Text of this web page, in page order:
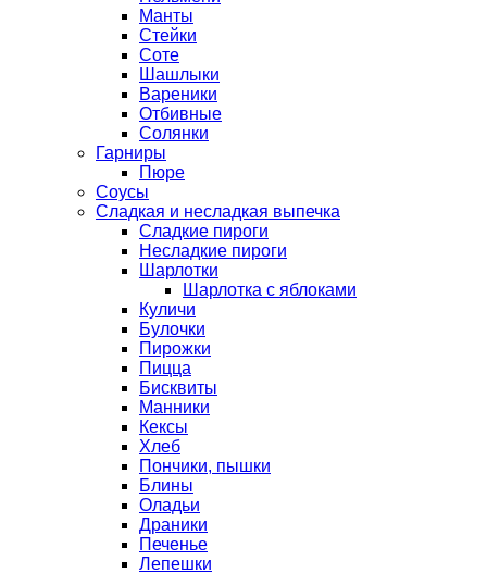
Манты
Стейки
Соте
Шашлыки
Вареники
Отбивные
Солянки
Гарниры
Пюре
Соусы
Сладкая и несладкая выпечка
Сладкие пироги
Несладкие пироги
Шарлотки
Шарлотка с яблоками
Куличи
Булочки
Пирожки
Пицца
Бисквиты
Манники
Кексы
Хлеб
Пончики, пышки
Блины
Оладьи
Драники
Печенье
Лепешки